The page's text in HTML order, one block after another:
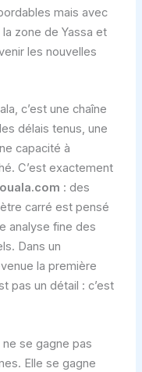
mais avec
la zone de Yassa et
les nouvelles
c’est une chaîne
délais tenus, une
capacité à
C’est exactement
: des
carré est pensé
analyse fine des
Dans un
la première
pas un détail : c’est
se gagne pas
Elle se gagne